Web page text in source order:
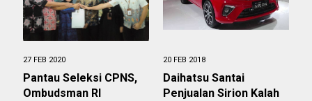
27 FEB 2020
Pantau Seleksi CPNS,
Ombudsman RI
20 FEB 2018
Daihatsu Santai
Penjualan Sirion Kalah